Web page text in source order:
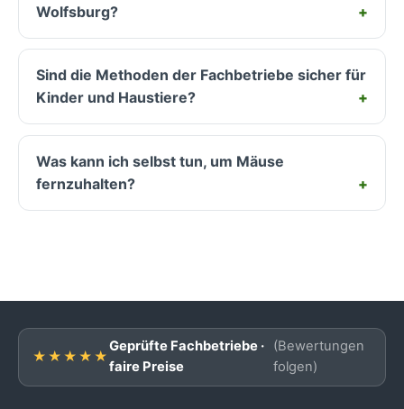
Wolfsburg?
Sind die Methoden der Fachbetriebe sicher für
Kinder und Haustiere?
Was kann ich selbst tun, um Mäuse
fernzuhalten?
★★★★★
Geprüfte Fachbetriebe ·
faire Preise
(Bewertungen
folgen)